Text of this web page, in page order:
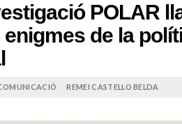
POLAR
de la
REMEI CASTELLO BELDA